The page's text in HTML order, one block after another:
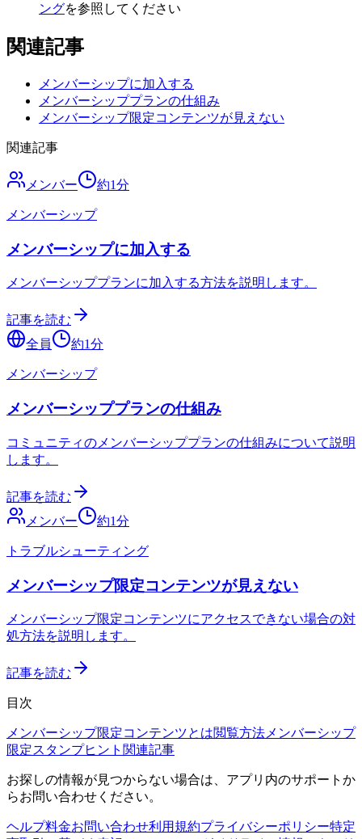
ングを参照してください
関連記事
メンバーシップに加入する
メンバーシッププランの仕組み
メンバーシップ限定コンテンツが見えない
関連記事
メンバー 約1分
メンバーシップ
メンバーシップに加入する
メンバーシッププランに加入する方法を説明します。
記事を読む
全員
約1分
メンバーシップ
メンバーシッププランの仕組み
コミュニティのメンバーシッププランの仕組みについて説明
します。
記事を読む
メンバー
約1分
トラブルシューティング
メンバーシップ限定コンテンツが見えない
メンバーシップ限定コンテンツにアクセスできない場合の対
処方法を説明します。
記事を読む
目次
メンバーシップ限定コンテンツとは閲覧方法 メンバーシップ
限定スタンプヒント 関連記事
お探しの情報が見つからない場合は、アプリ内のサポートか
らお問い合わせください。
ヘルプ料金お問い合わせ利用規約プライバシーポリシー特定